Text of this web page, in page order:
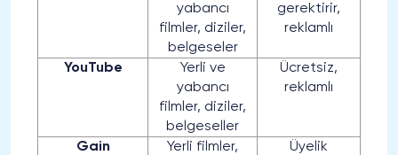
yabancı
filmler, diziler,
belgeseler
gerektirir,
reklamlı
YouTube
Yerli ve
yabancı
filmler, diziler,
belgeseller
Ücretsiz,
reklamlı
Gain
Yerli filmler,
Üyelik